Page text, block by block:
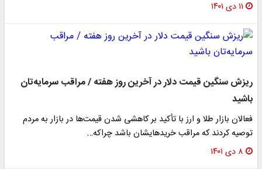
۱۱ دی ۱۴۰۱
ریزش سنگین قیمت دلار در آخرین روز هفته / مراقب سرمایه‌تان
باشید
فعالان بازار طلا و ارز با تأکید بر کاهشی شدن قیمت‌ها در بازار به مردم
توصیه کردند که مراقب خریدهایشان باشد چراکه…
۸ دی ۱۴۰۱